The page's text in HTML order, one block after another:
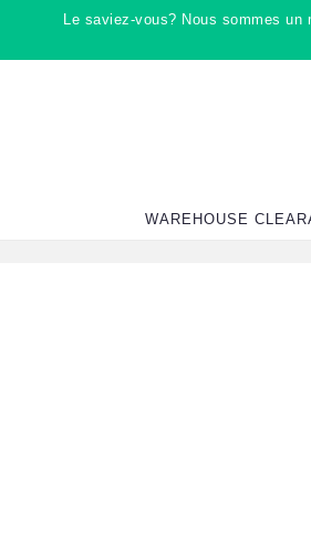
contenu
Le saviez-vous? Nous sommes
WAREHOUSE